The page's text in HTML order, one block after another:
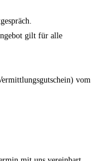
gilt für alle
vom